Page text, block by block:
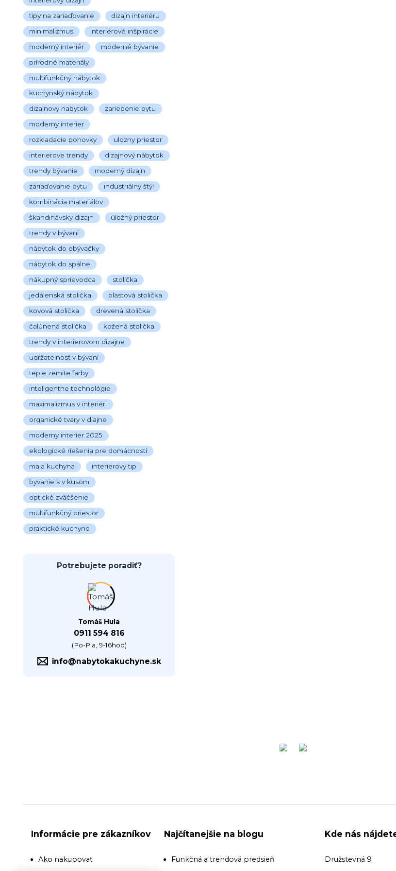
tipy na zariaďovanie
dizajn interiéru
minimalizmus
interiérové inšpirácie
moderný interiér
moderné bývanie
prírodné materiály
multifunkčný nábytok
kuchynský nábytok
dizajnovy nabytok
zariedenie bytu
moderny interier
rozkladacie pohovky
ulozny priestor
interierove trendy
dizajnový nábytok
trendy bývanie
moderný dizajn
zariaďovanie bytu
industriálny štýl
kombinácia materiálov
škandinávsky dizajn
úložný priestor
trendy v bývaní
nábytok do obývačky
nábytok do spálne
nákupný sprievodca
stolička
jedálenská stolička
plastová stolička
kovová stolička
drevená stolička
čalúnená stolička
kožená stolička
trendy v interierovom dizajne
udržatelnosť v bývaní
teple zemite farby
inteligentne technológie
maximalizmus v interiéri
organické tvary v diajne
moderny interier 2025
ekologické riešenia pre domácnosti
mala kuchyna
interierovy tip
byvanie s v kusom
optické zväčšenie
multifunkčný priestor
praktické kuchyne
Potrebujete poradiť?
Tomáš Hula
0911 594 816
(Po-Pia, 9-16hod)
info@nabytokakuchyne.sk
Informácie pre zákazníkov
Ako nakupovať
Najčítanejšie na blogu
Funkčná a trendová predsieň
Kde nás
Družstevná 9